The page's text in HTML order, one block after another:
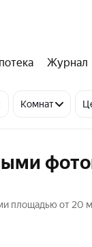
Журнал
Комнат
площадью от 20